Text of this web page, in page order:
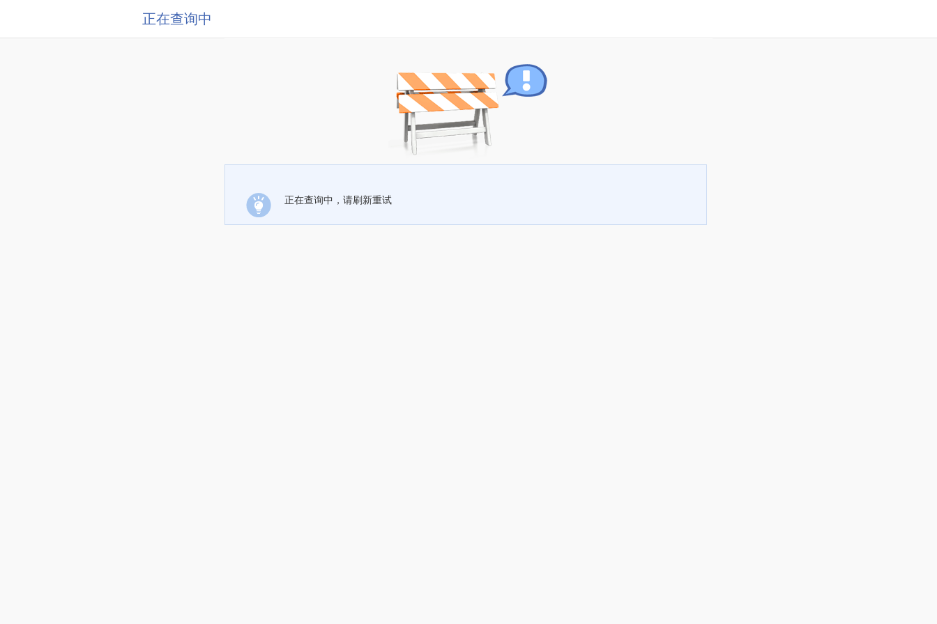
正在查询中
正在查询中，请刷新重试